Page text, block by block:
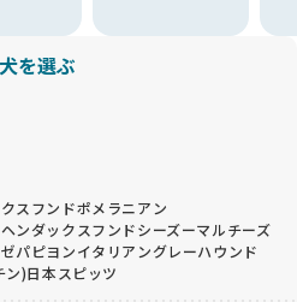
を選ぶ
スフンドポメラニアン
ンダックスフンドシーズーマルチーズ
パピヨンイタリアングレーハウンド
ン)日本スピッツ